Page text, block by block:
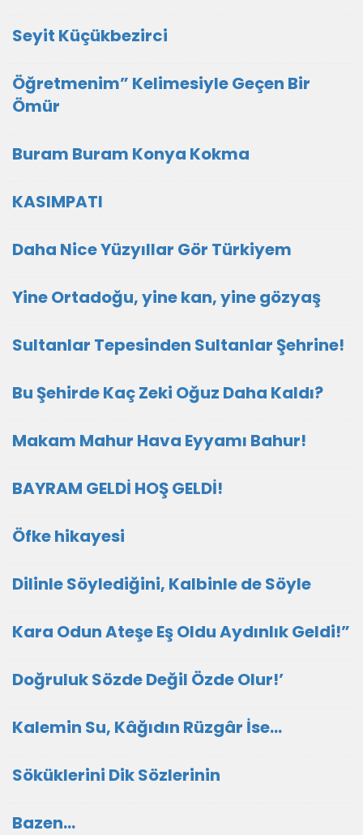
Seyit Küçükbezirci
Öğretmenim” Kelimesiyle Geçen Bir
Ömür
Buram Buram Konya Kokma
KASIMPATI
Daha Nice Yüzyıllar Gör Türkiyem
Yine Ortadoğu, yine kan, yine gözyaş
Sultanlar Tepesinden Sultanlar Şehrine!
Bu Şehirde Kaç Zeki Oğuz Daha Kaldı?
Makam Mahur Hava Eyyamı Bahur!
BAYRAM GELDİ HOŞ GELDİ!
Öfke hikayesi
Dilinle Söylediğini, Kalbinle de Söyle
Kara Odun Ateşe Eş Oldu Aydınlık Geldi!”
Doğruluk Sözde Değil Özde Olur!’
Kalemin Su, Kâğıdın Rüzgâr İse...
Söküklerini Dik Sözlerinin
Bazen...